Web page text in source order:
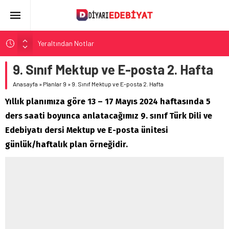
Yeraltından Notlar
Aylak Adam
Zebercet
Demiryolu Hikâyecileri
Korkuyu Beklerken
9. Sınıf Mektup ve E-posta 2. Hafta
Anasayfa » Planlar 9 » 9. Sınıf Mektup ve E-posta 2. Hafta
Yıllık planımıza göre 13 – 17 Mayıs 2024 haftasında 5
ders saati boyunca anlatacağımız 9. sınıf Türk Dili ve
Edebiyatı dersi Mektup ve E-posta ünitesi
günlük/haftalık plan örneğidir.